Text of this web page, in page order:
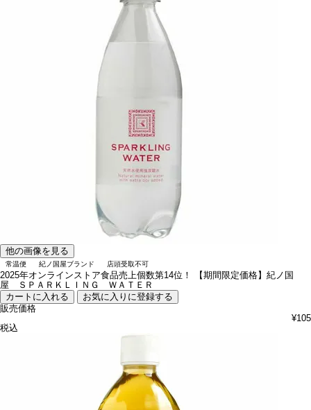
他の画像を見る
常温便 紀ノ国屋ブランド 店頭受取不可
2025年オンラインストア食品売上個数第14位！
【期間限定価格】紀ノ国
屋 ＳＰＡＲＫＬＩＮＧ ＷＡＴＥＲ
カートに入れる
お気に入りに登録する
販売価格
¥105
税込